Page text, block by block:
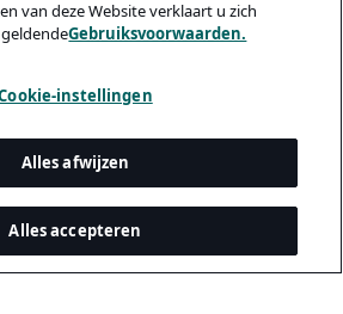
van deze Website verklaart u zich
Gebruiksvoorwaarden.
instellingen
Alles afwijzen
Alles accepteren